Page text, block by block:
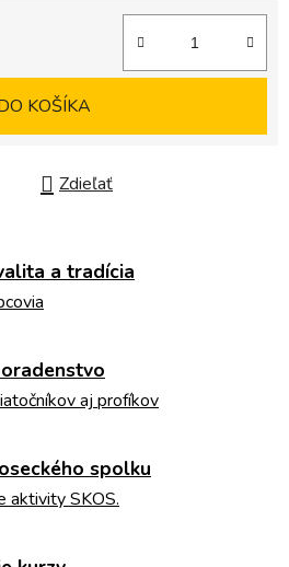
KOŠÍKA
Zdieľať
a tradícia
aj profíkov
spolku
aktivity SKOS.